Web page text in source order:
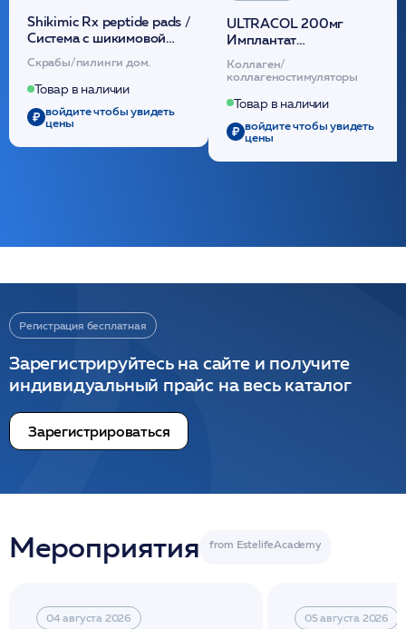
Shikimic Rx peptide pads /
Cистема с шикимовой
кислотой обновляющая
(30шт) /HP
Скрабы/пилинги дом.
Товар в наличии
войдите чтобы увидеть
цены
ULTRACOL 200мг
Имплантат
внутридермальный,
стерильный на основе
полидиоксанона
/ULTRACOL
Коллаген/
коллагеностимуляторы
Товар в наличии
войдите чтобы увидеть
цены
Регистрация бесплатная
Зарегистрируйтесь на сайте и получите
индивидуальный прайс на весь каталог
Зарегистрироваться
Мероприятия
04 августа 2026 05 августа 2026